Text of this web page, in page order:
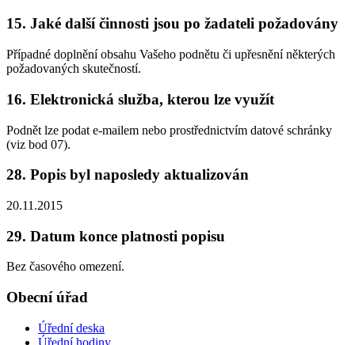
15. Jaké další činnosti jsou po žadateli požadovány
Případné doplnění obsahu Vašeho podnětu či upřesnění některých
požadovaných skutečností.
16. Elektronická služba, kterou lze využít
Podnět lze podat e-mailem nebo prostřednictvím datové schránky
(viz bod 07).
28. Popis byl naposledy aktualizován
20.11.2015
29. Datum konce platnosti popisu
Bez časového omezení.
Obecní úřad
Úřední deska
Úřední hodiny